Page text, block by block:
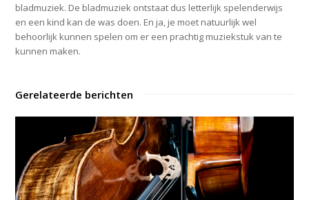
bladmuziek. De bladmuziek ontstaat dus letterlijk spelenderwijs
en een kind kan de was doen. En ja, je moet natuurlijk wel
behoorlijk kunnen spelen om er een prachtig muziekstuk van te
kunnen maken.
Gerelateerde berichten